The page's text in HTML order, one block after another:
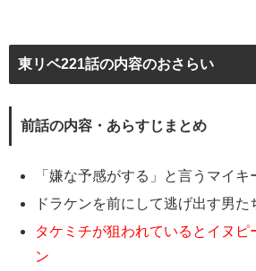
東リベ221話の内容のおさらい
前話の内容・あらすじまとめ
「嫌な予感がする」と言うマイキ
ドラケンを前にして逃げ出す男た
タケミチが狙われているとイヌピ
ン